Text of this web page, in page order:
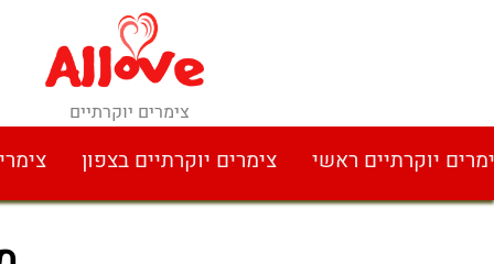
צימרים יוקרתיים
יוקרתיים ראשי צימרים יוקרתיים בצפון